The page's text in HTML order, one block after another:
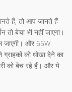
हैं, तो आप जानते हैं
बेचा भी नहीं जाएगा।
जाएगी। और 65W
को धोखा देने का
को बेच रहे हैं। और ये